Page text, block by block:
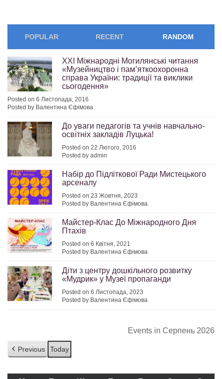
POPULAR RECENT RANDOM
ХХI Міжнародні Могилянські читання
«Музейництво і пам’яткоохоронна
справа України: традиції та виклики
сьогодення»
Posted on 6 Листопада, 2016
Posted by Валентина Єфімова
До уваги педагогів та учнів навчально-
освітніх закладів Луцька!
Posted on 22 Лютого, 2016
Posted by admin
Набір до Підліткової Ради Мистецького
арсеналу
Posted on 23 Жовтня, 2023
Posted by Валентина Єфімова
Майстер-Клас До Міжнародного Дня
Птахів
Posted on 6 Квітня, 2021
Posted by Валентина Єфімова
Діти з центру дошкільного розвитку
«Мудрик» у Музеї пропаганди
Posted on 6 Листопада, 2023
Posted by Валентина Єфімова
Events in Серпень 2026
Previous Today